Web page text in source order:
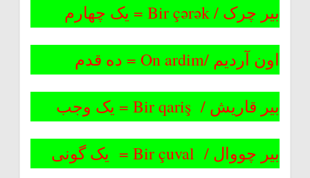
بیر چرک / Bir çərək = یک چهارم
اون آردیم /On ardim = ده قدم
بیر قاریش / Bir qariş = یک وجب
بیر چووال / Bir çuval = یک گونی